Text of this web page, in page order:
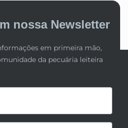
nossa Newsletter
em primeira mão,
da pecuária leiteira